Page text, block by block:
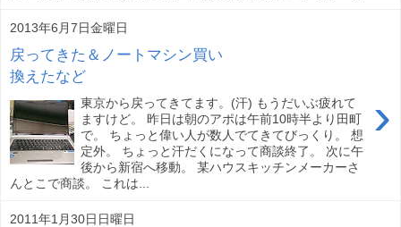
2013年6月7日金曜日
戻ってきた＆ノートマシン買い
換えたなど
›
東京から戻ってきてます。(汗) もうだいぶ疲れて
ますけど。 昨日は朝のアポは午前10時半より田町
で。 ちょっと偉い人が数人でてきてびっくり。 想
定外。 ちょっと汗だくになって商談終了。 次に午
後から新宿へ移動。 某ハウスキッチンメーカーさ
んとこで商談。 これは...
2011年1月30日日曜日